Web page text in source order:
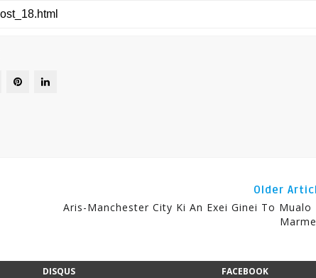
Older
Aris-Manchester City Ki An Exei Ginei To Mualo
DISQUS FACEBOOK